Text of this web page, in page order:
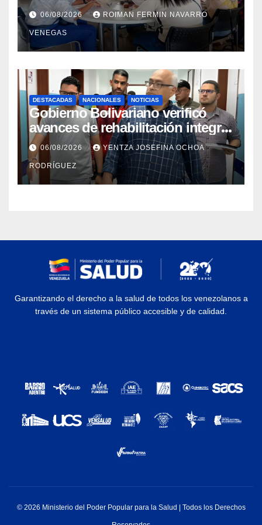
convenio entre MinSalud y la
UCV
06/08/2026 ROIMAN FERMIN NAVARRO
VENEGAS
DESTACADAS NACIONALES NOTICIAS
Gobierno Bolivariano verificó
avances de rehabilitación integral
en el Hospital Dr. José María
Vargas
06/08/2026 YENTZA JOSEFINA OCHOA
RODRÍGUEZ
Garantizando el derecho a la salud de todos los venezolanos a
través de un sistema público accesible y de calidad.
© 2026 Ministerio del Poder Popular para la Salud | Todos los Derechos